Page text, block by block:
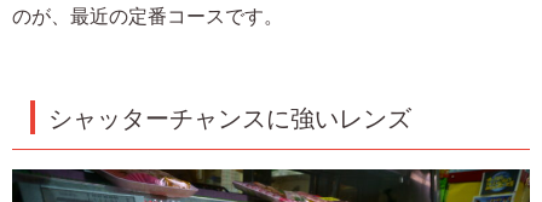
のが、最近の定番コースです。
シャッターチャンスに強いレンズ